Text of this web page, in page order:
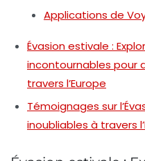
Applications de
Évasion estivale :
incontournables pour
travers l’Europe
Témoignages sur
inoubliables à travers